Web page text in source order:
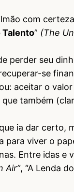
com
Talento” (The
perder seu
se
aceitar o
que também
ia dar certo,
para viver o
Entre idas e
Air”, “A Lenda